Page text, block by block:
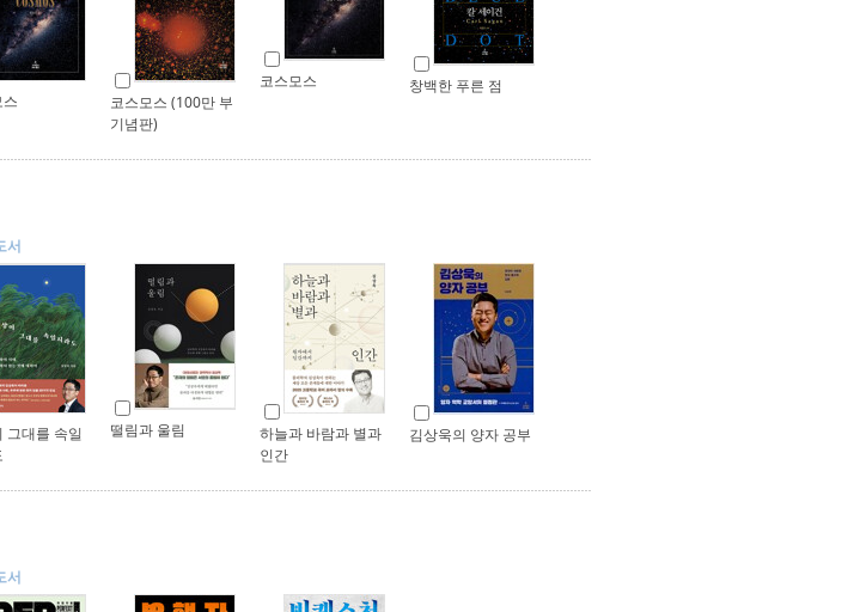
코스모스 (100만 부
기념판)
코스모스 창백한 푸른 점
서
그대를 속일
떨림과 울림
하늘과 바람과 별과
인간
김상욱의 양자 공부
서